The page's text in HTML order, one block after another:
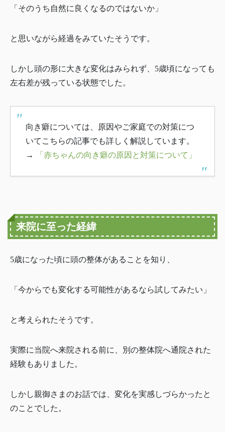
「そのうち自然に良くなるのではないか」
と思いながら経過をみていたそうです。
しかし頭の形に大きな変化はみられず、5歳頃になっても
左右差が残っている状態でした。
向き癖については、原因やご家庭での対策につ
いてこちらの記事でも詳しく解説しています。
→
「赤ちゃんの向き癖の原因と対策について」
来院に至った経緯
5歳になった頃に頭の整体があることを知り、
「今からでも変化する可能性があるなら試してみたい」
と考えられたそうです。
実際に当院へ来院される前に、別の整体院へ通院された
経験もありました。
しかし親御さまのお話では、変化を実感しづらかったと
のことでした。